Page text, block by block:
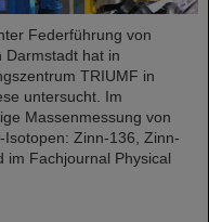
Federführung von
Darmstadt hat in
TRIUMF in
untersucht. Im
Massenmessung von
Zinn-136, Zinn-
im Fachjournal Physical